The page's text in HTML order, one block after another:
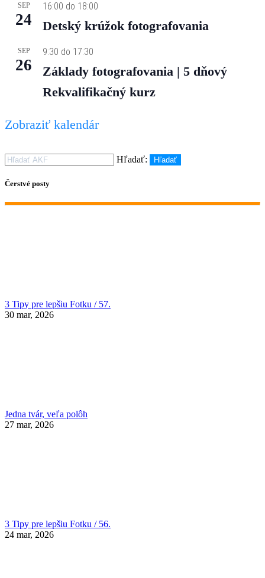
SEP
24
16:00 do 18:00
Detský krúžok fotografovania
SEP
26
9:30 do 17:30
Základy fotografovania | 5 dňový
Rekvalifikačný kurz
Zobraziť kalendár
Hľadať: Hľadať
Čerstvé posty
3 Tipy pre lepšiu Fotku / 57.
30 mar, 2026
Jedna tvár, veľa polôh
27 mar, 2026
3 Tipy pre lepšiu Fotku / 56.
24 mar, 2026